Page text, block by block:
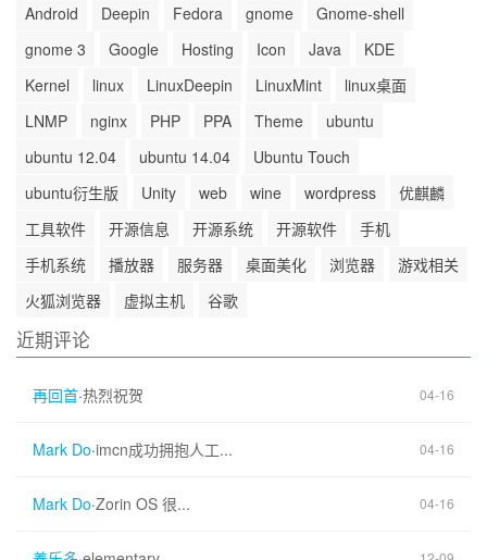
Android Deepin Fedora gnome
Gnome-shell
gnome 3
Google Hosting Icon Java
KDE
Kernel
linux LinuxDeepin LinuxMint
linux桌面
LNMP
nginx PHP PPA Theme
ubuntu
ubuntu 12.04
ubuntu 14.04
Ubuntu Touch
ubuntu衍生版
Unity web wine wordpress
优麒麟
工具软件
开源信息 开源系统 开源软件
手机
手机系统
播放器 服务器 桌面美化 浏览器
游戏相关
火狐浏览器
虚拟主机 谷歌
近期评论
再回首·热烈祝贺 04-16
Mark Do·imcn成功拥抱人工... 04-16
Mark Do·Zorin OS 很... 04-16